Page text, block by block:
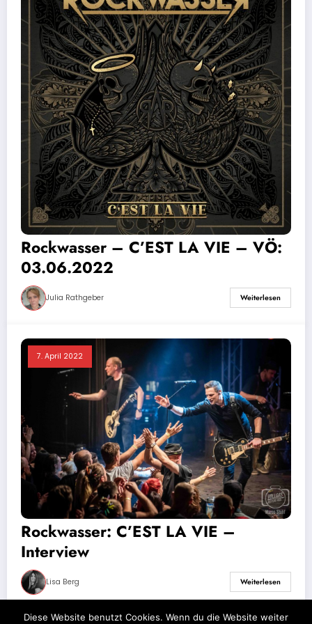
Rockwasser – C’EST LA VIE – VÖ:
03.06.2022
Julia Rathgeber Weiterlesen
7. April 2022
Rockwasser: C’EST LA VIE –
Interview
Lisa Berg Weiterlesen
Diese Website benutzt Cookies. Wenn du die Website weiter